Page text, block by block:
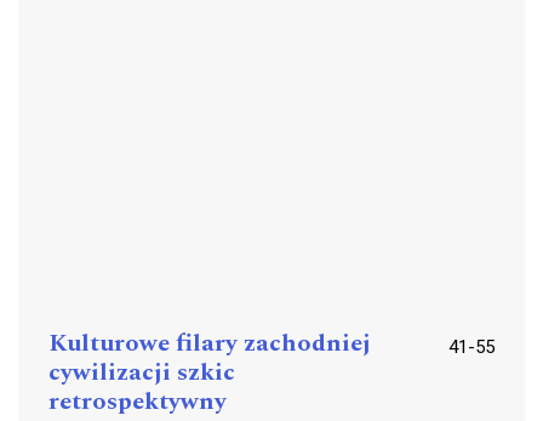
Kulturowe filary zachodniej
cywilizacji szkic
retrospektywny
41-55